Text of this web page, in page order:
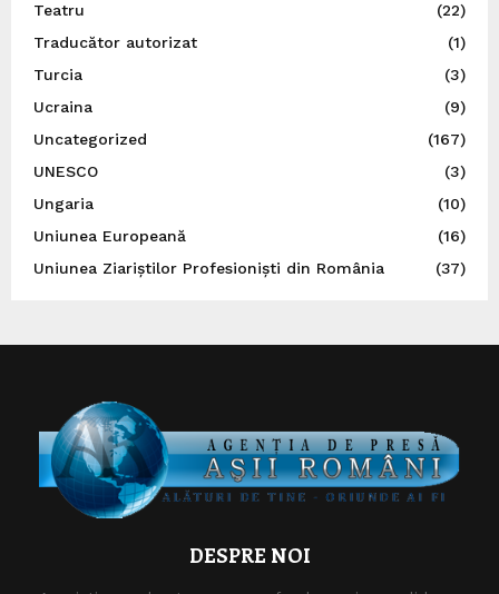
Teatru
(22)
Traducător autorizat
(1)
Turcia
(3)
Ucraina
(9)
Uncategorized
(167)
UNESCO
(3)
Ungaria
(10)
Uniunea Europeană
(16)
Uniunea Ziariștilor Profesioniști din România
(37)
DESPRE NOI